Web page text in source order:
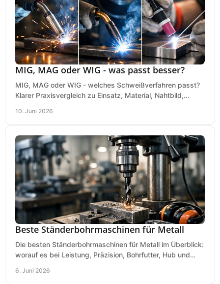
MIG, MAG oder WIG - was passt besser?
MIG, MAG oder WIG - welches Schweißverfahren passt?
Klarer Praxisvergleich zu Einsatz, Material, Nahtbild,
10. Juni 2026
Beste Ständerbohrmaschinen für Metall
Die besten Ständerbohrmaschinen für Metall im Überblick:
worauf es bei Leistung, Präzision, Bohrfutter, Hub und
6. Juni 2026